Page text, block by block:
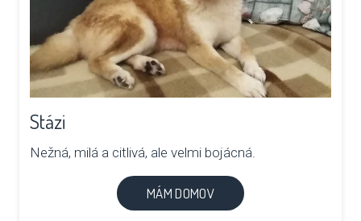
Stázi
Nežná, milá a citlivá, ale velmi bojácná.
MÁM DOMOV